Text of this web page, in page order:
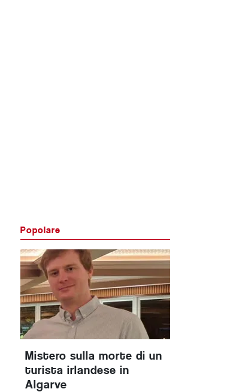
Popolare
Mistero sulla morte di un
turista irlandese in
Algarve